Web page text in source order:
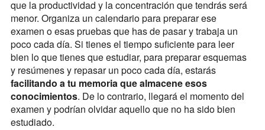
que la productividad y la concentración que tendrás será
menor. Organiza un calendario para preparar ese
examen o esas pruebas que has de pasar y trabaja un
poco cada día. Si tienes el tiempo suficiente para leer
bien lo que tienes que estudiar, para preparar esquemas
y resúmenes y repasar un poco cada día, estarás
facilitando a tu memoria que almacene esos
conocimientos. De lo contrario, llegará el momento del
examen y podrían olvidar aquello que no ha sido bien
estudiado.